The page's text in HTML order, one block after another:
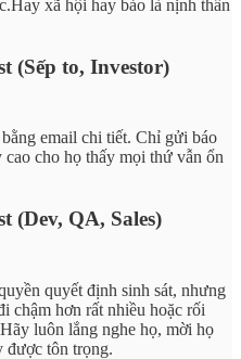
xã hội hay bảo là nịnh thần
(Sếp to, Investor)
email chi tiết. Chỉ gửi báo
cho họ thấy mọi thứ vẫn ổn
(Dev, QA, Sales)
quyết định sinh sát, nhưng
chậm hơn rất nhiều hoặc rối
luôn lắng nghe họ, mời họ
được tôn trọng.